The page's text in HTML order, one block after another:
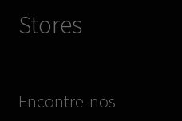
Stores
Encontre-nos